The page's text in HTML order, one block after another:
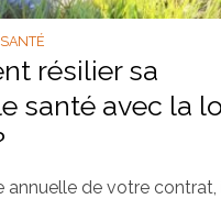
résilier sa
santé avec la
annuelle de votre contrat,